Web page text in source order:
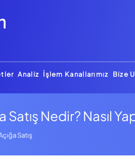
Analiz İşlem Kanallarımız Bize
Nedir? Nasıl
Satış